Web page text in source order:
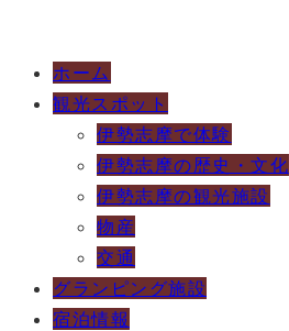
ホーム
観光スポット
伊勢志摩で体験
伊勢志摩の歴史・文化
伊勢志摩の観光施設
物産
交通
グランピング施設
宿泊情報